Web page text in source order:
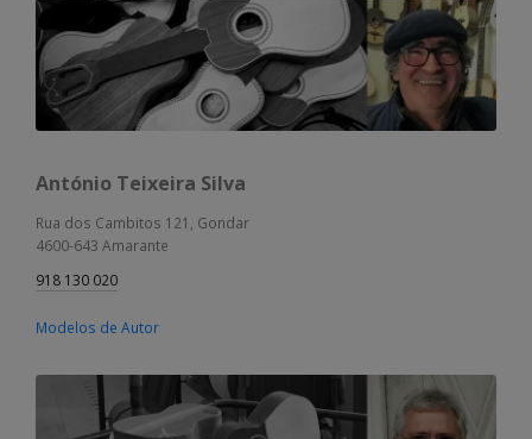
António Teixeira Silva
Rua dos Cambitos 121, Gondar
4600-643 Amarante
918 130 020
Modelos de Autor